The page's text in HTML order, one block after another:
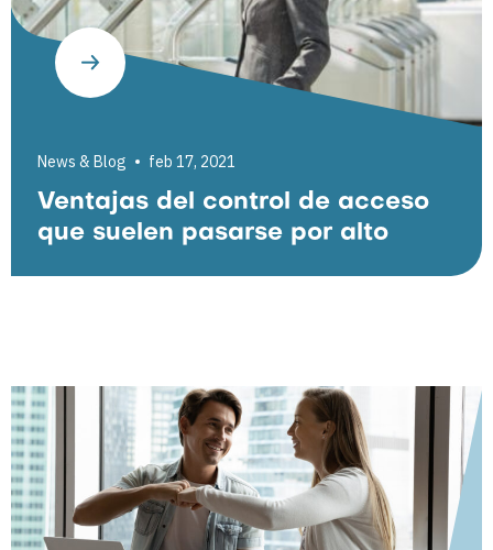
News & Blog feb 17, 2021
Ventajas del control de acceso
que suelen pasarse por alto